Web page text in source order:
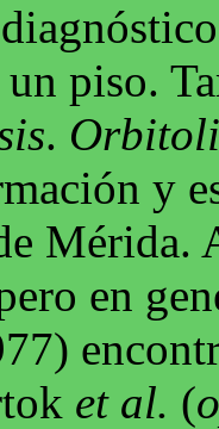
un piso.
.
y
Mérida.
en
et al. (